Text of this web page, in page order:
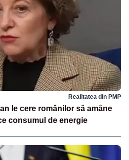
Realitatea din PMP
le cere românilor să amâne
consumul de energie